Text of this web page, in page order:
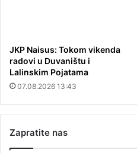
JKP Naisus: Tokom vikenda
radovi u Duvaništu i
Lalinskim Pojatama
07.08.2026 13:43
Zapratite nas